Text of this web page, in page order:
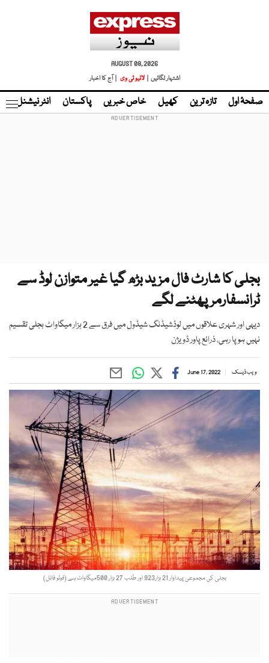
AUGUST 08, 2026
اشتہار لگائیں |
لائیو ٹی وی | آج کا اخبار
صفحۂ اول تازہ ترین کھیل خاص خبریں پاکستان انٹر نیشنل
بجلی کا شارٹ فال مزید بڑھ گیا غیر متوازن لوڈ سے
ٹرانسفارمرپھٹنے لگے
دیہی اور شہری علاقوں میں لوڈشیڈنگ شیڈول میں فرق سے 2 ہزار میگاواٹ بجلی تقسیم
نہیں ہوپا رہی، ذرائع پاور ڈویژن
ویب ڈیسک June 17, 2022
بجلی کی مجموعی پیداوار 21 ہزار923 اور طلب 27 ہزار 500میگاواٹ ہے (فوٹو فائل)